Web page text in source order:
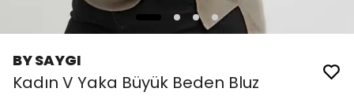
BY SAYGI
Kadın V Yaka Büyük Beden Bluz